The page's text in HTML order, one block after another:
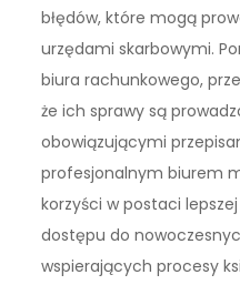
błędów, które mogą
urzędami skarbowymi.
biura rachunkowego,
że ich sprawy są
obowiązującymi
profesjonalnym biurem
korzyści w postaci
dostępu do
wspierających procesy